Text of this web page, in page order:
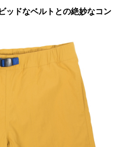
ッドなベルトとの絶妙なコン